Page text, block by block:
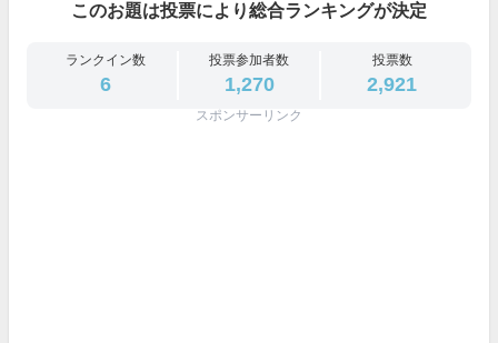
このお題は投票により総合ランキングが決定
ランクイン数
6
投票参加者数
1,270
投票数
2,921
スポンサーリンク